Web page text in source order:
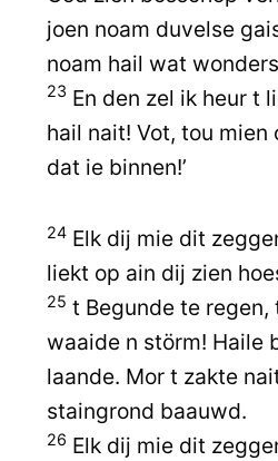
joen noam duvelse
noam hail wat wonders
23 En den zel ik heur t
hail nait! Vot, tou
dat ie binnen!’
24 Elk dij mie dit
liekt op ain dij zien
25 t Begunde te
waaide n störm! Haile
laande. Mor t zakte
staingrond baauwd.
26 Elk dij mie dit